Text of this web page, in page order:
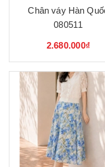
Chân váy Hàn
080511
2.680.000₫